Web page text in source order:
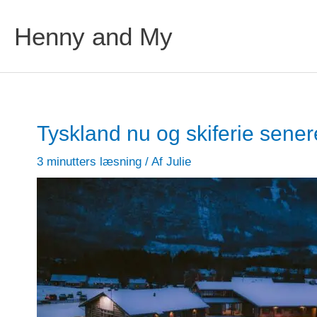
Henny and My
Tyskland nu og skiferie
3 minutters læsning / Af Julie